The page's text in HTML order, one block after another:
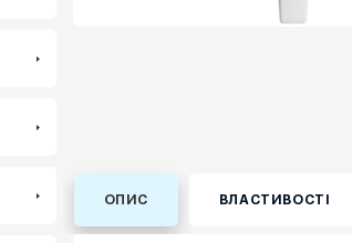
ОПИС ВЛАСТИВОСТІ